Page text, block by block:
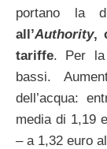
portano la
all’Authority,
tariffe. Per la
bassi.
dell’acqua:
media di 1,19
– a 1,32 euro